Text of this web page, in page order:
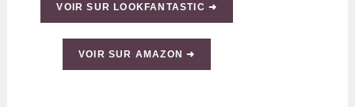
VOIR SUR LOOKFANTASTIC ➜
VOIR SUR AMAZON ➜